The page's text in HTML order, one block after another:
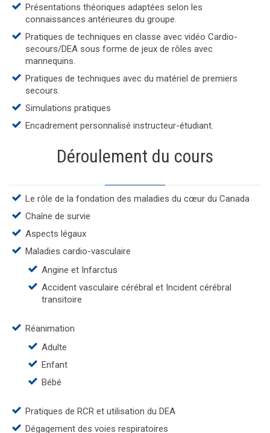
Présentations théoriques adaptées selon les
connaissances antérieures du groupe.
Pratiques de techniques en classe avec vidéo Cardio-
secours/DEA sous forme de jeux de rôles avec
mannequins.
Pratiques de techniques avec du matériel de premiers
secours.
Simulations pratiques
Encadrement personnalisé instructeur-étudiant.
Déroulement du cours
Le rôle de la fondation des maladies du cœur du Canada
Chaîne de survie
Aspects légaux
Maladies cardio-vasculaire
Angine et Infarctus
Accident vasculaire cérébral et Incident cérébral
transitoire
Réanimation
Adulte
Enfant
Bébé
Pratiques de RCR et utilisation du DEA
Dégagement des voies respiratoires